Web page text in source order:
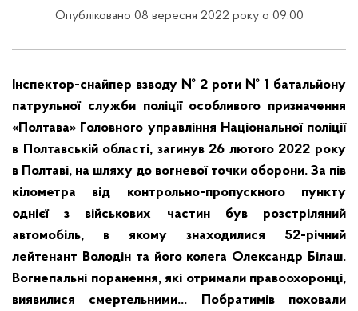
Опубліковано 08 вересня 2022 року о 09:00
Інспектор-снайпер взводу № 2 роти № 1 батальйону
патрульної служби поліції особливого призначення
«Полтава» Головного управління Національної поліції
в Полтавській області, загинув 26 лютого 2022 року
в Полтаві, на шляху до вогневої точки оборони. За пів
кілометра від контрольно-пропускного пункту
однієї з військових частин був розстріляний
автомобіль, в якому знаходилися 52-річний
лейтенант Володін та його колега Олександр Білаш.
Вогнепальні поранення, які отримали правоохоронці,
виявилися смертельними… Побратимів поховали